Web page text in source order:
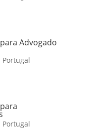
Advogado